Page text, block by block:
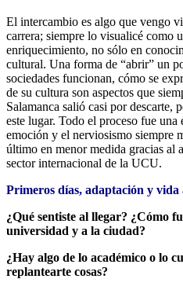
El intercambio es algo que vengo
carrera; siempre lo visualicé como
enriquecimiento, no sólo en
cultural. Una forma de “abrir” un
sociedades funcionan, cómo se
de su cultura son aspectos que
Salamanca salió casi por descarte,
este lugar. Todo el proceso fue
emoción y el nerviosismo siempre
último en menor medida gracias al
sector internacional de la UCU.
Primeros días, adaptación y vida
¿Qué sentiste al llegar? ¿Cómo
universidad y a la ciudad?
¿Hay algo de lo académico o lo
replantearte cosas?